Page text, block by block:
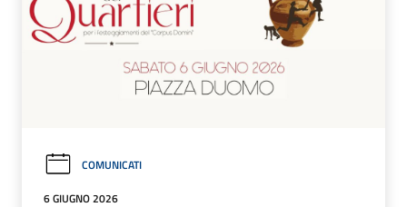
COMUNICATI
6 GIUGNO 2026